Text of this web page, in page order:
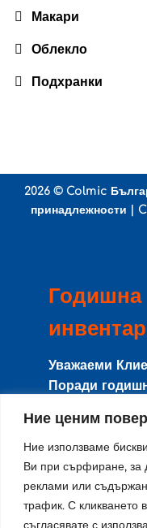
Ние ценим
Ние използваме
Ви при сърфиране, за
реклами или
трафик. С кликването
съгласявате с
Макари
Облекло
Подхранки
2026 © Colmic
принадлежности |
Годишна
Уважаеми
Поради
няма да
изпращат
Направените
се изпращат
тяхното